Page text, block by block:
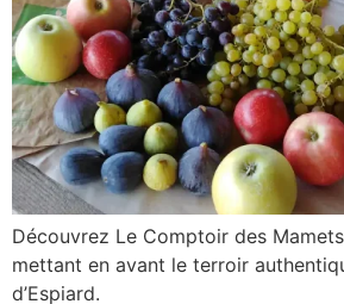
Découvrez Le Comptoir des
mettant en avant le terroir
d’Espiard.